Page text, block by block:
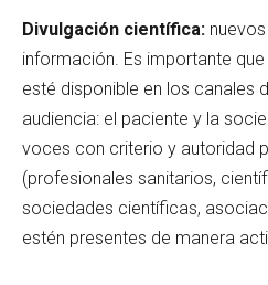
Divulgación científica:
información. Es importante
esté disponible en los canales
audiencia: el paciente y la
voces con criterio y autoridad
(profesionales sanitarios,
sociedades científicas,
estén presentes de manera